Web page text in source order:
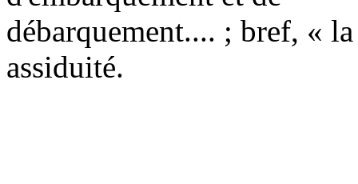
débarquement.... ; bref, «
assiduité.